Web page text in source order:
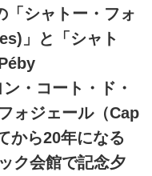
「シャトー・フォ
」と「シャト
・コート・ド・
ォジェール（Cap
から20年になる
ク会館で記念夕